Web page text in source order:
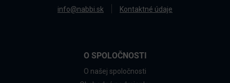
info@nabbi.sk Kontaktné údaje
O SPOLOČNOSTI
O našej spoločnosti